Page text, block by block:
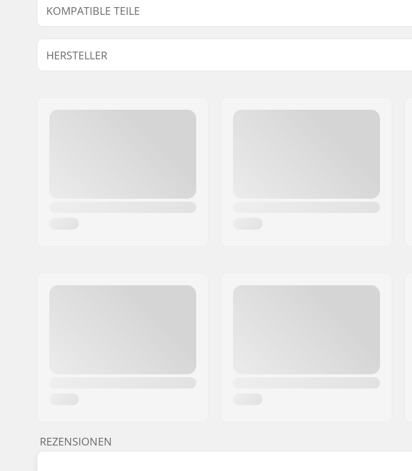
KOMPATIBLE TEILE
Finde Produkte die kompatibel sind mit Swenor Finstep Front Schaft:
HERSTELLER
REZENSIONEN